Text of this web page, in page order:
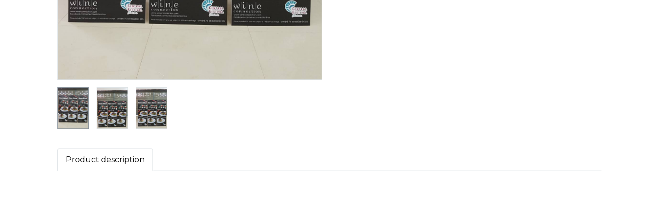
Product description